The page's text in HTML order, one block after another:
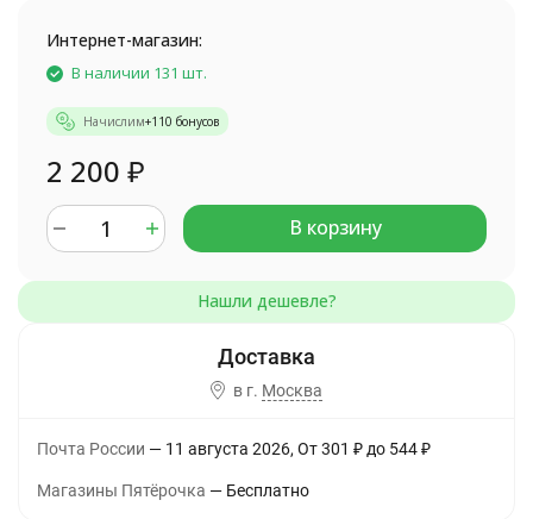
Интернет-магазин:
В наличии 131 шт.
Начислим+110 бонусов
2 200 ₽
В корзину
в г. Москва
Почта России 11 августа 2026 От 301 ₽до 544₽
Магазины Пятёрочка Бесплатно